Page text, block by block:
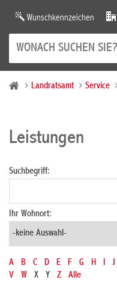
Wunschkennzeichen
Landratsamt Service
Leistungen
Suchbegriff:
Ihr Wohnort:
A B C D E F G H I J
V
W X Y Z Alle